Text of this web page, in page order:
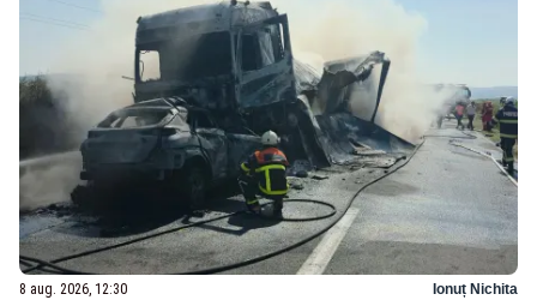
8 aug. 2026, 12:30 Ionuț Nichita